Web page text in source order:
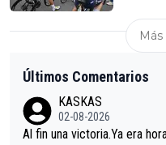
Últimos Comentarios
KASKAS
02-08-2026
Al fin una victoria.Ya era